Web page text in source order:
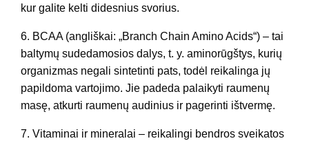
kur galite kelti didesnius svorius.
6. BCAA (angliškai: „Branch Chain Amino Acids“) – tai
baltymų sudedamosios dalys, t. y. aminorūgštys, kurių
organizmas negali sintetinti pats, todėl reikalinga jų
papildoma vartojimo. Jie padeda palaikyti raumenų
masę, atkurti raumenų audinius ir pagerinti ištvermę.
7. Vitaminai ir mineralai – reikalingi bendros sveikatos